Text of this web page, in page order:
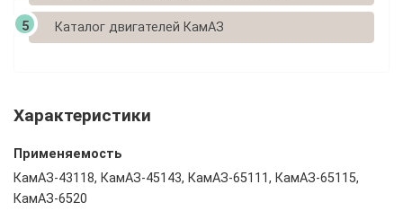
Каталог двигателей КамАЗ
Характеристики
Применяемость
КамАЗ-43118, КамАЗ-45143, КамАЗ-65111, КамАЗ-65115,
КамАЗ-6520